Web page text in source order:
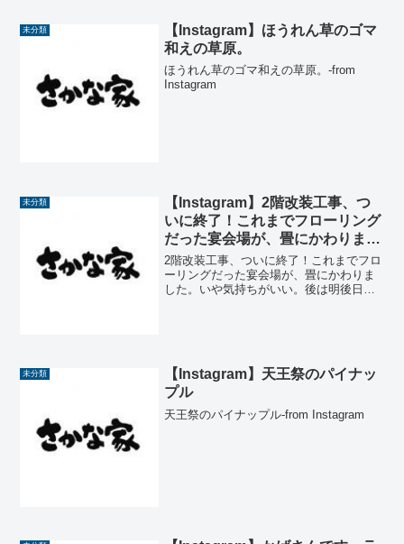
未分類
【Instagram】ほうれん草のゴマ
和えの草原。
ほうれん草のゴマ和えの草原。-from
Instagram
未分類
【Instagram】2階改装工事、つ
いに終了！これまでフローリング
だった宴会場が、畳にかわりまし
た。いや気持ちがいい。後は明後
日テーブルと椅子が届くのを待つ
だけです。今後はこの宴会場を含
2階改装工事、ついに終了！これまでフロ
ーリングだった宴会場が、畳にかわりま
した。いや気持ちがいい。後は明後日テ
未分類
【Instagram】天王祭のパイナッ
プル
天王祭のパイナップル-from Instagram